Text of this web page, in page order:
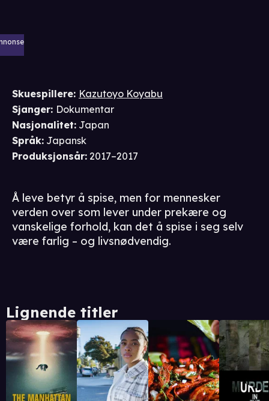
Skuespillere: Kazutoyo Koyabu
Sjanger: Dokumentar
Nasjonalitet: Japan
Språk: Japansk
Produksjonsår: 2017–2017
Å leve betyr å spise, men for mennesker
verden over som lever under prekære og
vanskelige forhold, kan det å spise i seg selv
være farlig – og livsnødvendig.
Lignende titler